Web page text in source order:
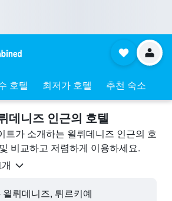
호텔 최저가 호텔 추천 숙소
데니즈 ​인근의 호텔
트가 소개하는 욀뤼데니즈 인근의 호
비교하고 저렴하게 이용하세요.
뤼데니즈, 튀르키예